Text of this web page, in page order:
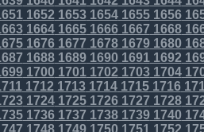
1652 1653165416551656
1664166516661667 1668
16761677 167816791680
16881689169016911692
170017011702 17031704
1712 1713171417151716
1724172517261727 1728
17361737 173817391740
17481749175017511752